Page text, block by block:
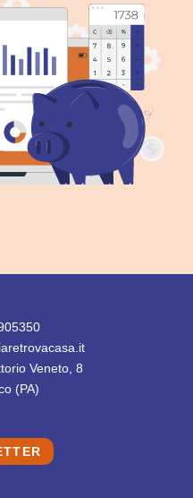
Veneto, 8
(PA)